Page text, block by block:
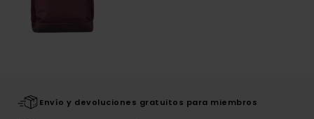
Envío y devoluciones gratuitos para miembros